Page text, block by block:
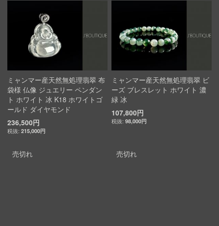
ミャンマー産天然無処理翡翠 布
袋様 仏像 ジュエリー ペンダン
ト ホワイト 冰 K18 ホワイトゴ
ールド ダイヤモンド
236,500円
215,000円
売切れ
ミャンマー産天然無処理翡翠 ビ
ーズ ブレスレット ホワイト 濃
緑 冰
107,800円
98,000円
売切れ